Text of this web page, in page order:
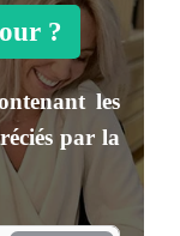
?
les
par la